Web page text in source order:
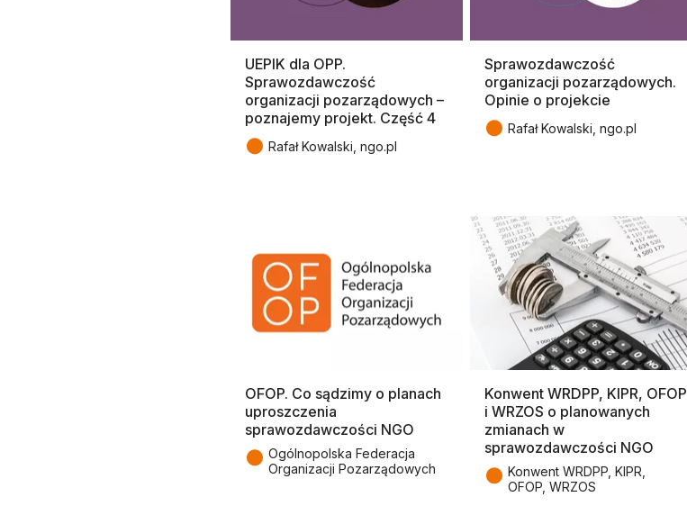
UEPIK dla OPP.
Sprawozdawczość
organizacji pozarządowych –
poznajemy projekt. Część 4
● Rafał Kowalski, ngo.pl
Sprawozdawczość
organizacji pozarządowych.
Opinie o projekcie
● Rafał Kowalski, ngo.pl
OFOP. Co sądzimy o planach
uproszczenia
sprawozdawczości NGO
● Ogólnopolska Federacja
Organizacji Pozarządowych
Konwent WRDPP, KIPR, OFOP
i WRZOS o planowanych
zmianach w
sprawozdawczości NGO
● Konwent WRDPP, KIPR,
OFOP, WRZOS